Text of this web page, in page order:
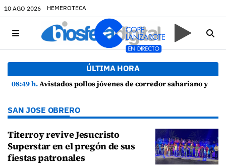
10 AGO 2026 HEMEROTECA
ÚLTIMA HORA
08:49 h.Avistados pollos jóvenes de corredor sahariano y episodios de cortejo de hubara cerca del rally de Lanzarote
SAN JOSE OBRERO
Titerroy revive Jesucristo
Superstar en el pregón de sus
fiestas patronales